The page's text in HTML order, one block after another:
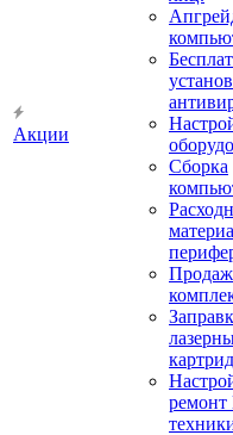
Акции
Сборка